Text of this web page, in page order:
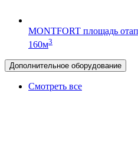
MONTFORT площадь
160м3
Дополнительное оборудование
Смотреть все